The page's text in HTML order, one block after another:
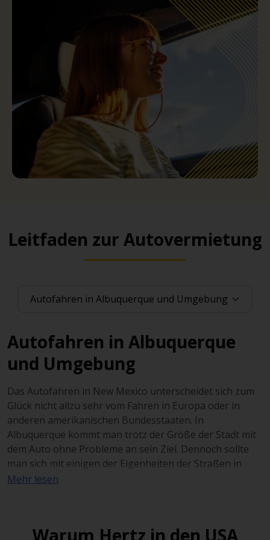
Leitfaden zur Autovermietung
Autofahren in Albuquerque
und Umgebung
Das Autofahren in New Mexico unterscheidet sich zum
Glück nicht allzu sehr vom Fahren in Europa oder in
anderen amerikanischen Bundesstaaten. In
Albuquerque kommt man trotz der Größe der Stadt mit
dem Auto ohne Probleme an sein Ziel. Dennoch sollte
man sich mit einigen der Eigenheiten der Straßen in
dem südwestlichen Bundesstaat vertraut machen, um
Die Stadt ist sehr gut an das amerikanische Interstate-
Mehr lesen
Warum Hertz in den USA